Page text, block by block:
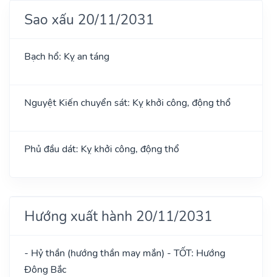
Sao xấu 20/11/2031
Bạch hổ: Kỵ an táng
Nguyệt Kiến chuyển sát: Kỵ khởi công, động thổ
Phủ đầu dát: Kỵ khởi công, động thổ
Hướng xuất hành 20/11/2031
- Hỷ thần (hướng thần may mắn) - TỐT: Hướng
Đông Bắc